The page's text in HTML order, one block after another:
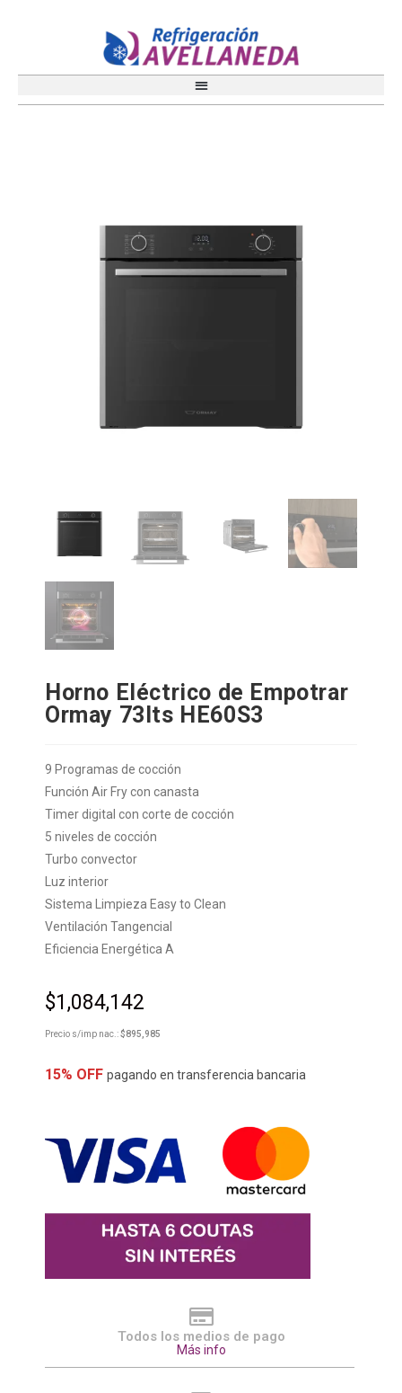
Horno Eléctrico de Empotrar
Ormay 73lts HE60S3
9 Programas de cocción
Función Air Fry con canasta
Timer digital con corte de cocción
5 niveles de cocción
Turbo convector
Luz interior
Sistema Limpieza Easy to Clean
Ventilación Tangencial
Eficiencia Energética A
$1,084,142
Precio s/imp nac.:$895,985
15% OFF pagando en transferencia bancaria
Todos los medios de pago
Más info